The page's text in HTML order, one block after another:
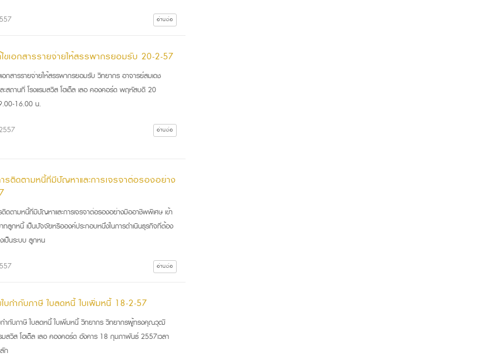
อ่านต่อ
ไขเอกสารรายจ่ายให้สรรพากรยอมรับ 20-2-57
เอกสารรายจ่ายให้สรรพากรยอมรับ วิทยากร อาจารย์สมเดช
ละสถานที่ โรงแรมสวิส โฮเต็ล เลอ คองคอร์ด พฤหัสบดี 20
16.00 น.
อ่านต่อ
รติดตามหนี้ที่มีปัญหาและการเจรจาต่อรองอย่าง
ดตามหนี้ที่มีปัญหาและการเจรจาต่อรองอย่างมืออาชีพพิเศษ เข้า
ลูกหนี้ เป็นปัจจัยหรือองค์ประกอบหนึ่งในการดำเนินธุรกิจที่ต้อง
เป็นระบบ ลูกหน
อ่านต่อ
ใบกำกับภาษี ใบลดหนี้ ใบเพิ่มหนี้ 18-2-57
บกำกับภาษี ใบลดหนี้ ใบเพิ่มหนี้ วิทยากร วิทยากรผู้ทรงคุณวุฒิ
รมสวิส โฮเต็ล เลอ คองคอร์ด อังคาร 18 กุมภาพันธ์ 2557เวลา
ก